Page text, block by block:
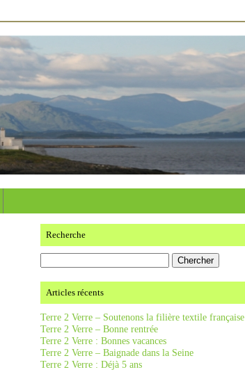
Recherche
Articles récents
Terre 2 Verre – Soutenons la filière textile française
Terre 2 Verre – Bonne rentrée
Terre 2 Verre : Bonnes vacances
Terre 2 Verre – Baignade dans la Seine
Terre 2 Verre : Déjà 5 ans